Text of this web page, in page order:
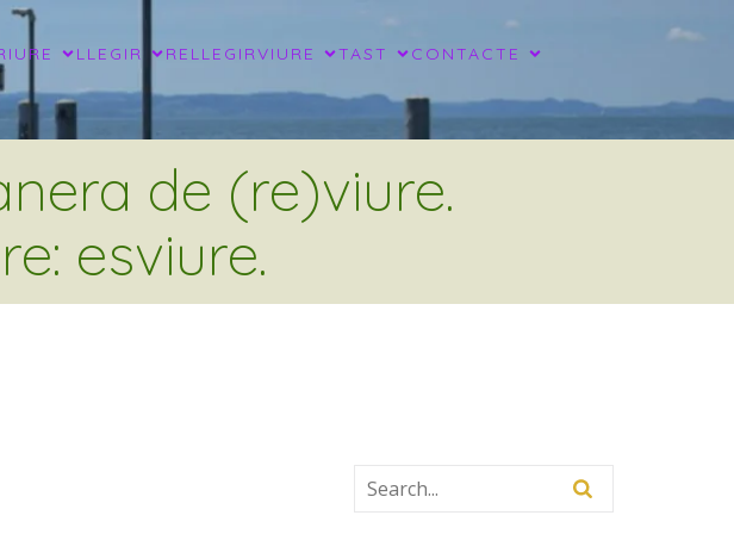
LLEGIR RELLEGIRVIURE TAST CONTACTE
de (re)viure.
esviure.